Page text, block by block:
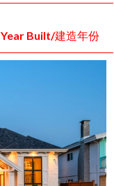
Year Built/建造年份